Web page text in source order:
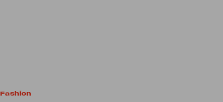
Fashion